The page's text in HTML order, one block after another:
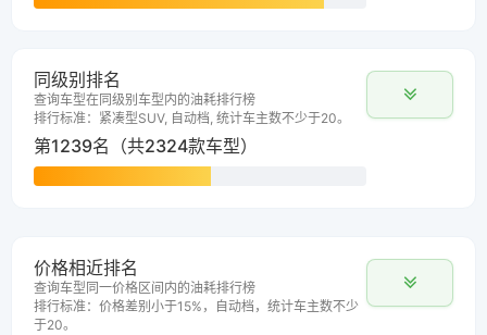
同级别排名
查询车型在同级别车型内的油耗排行榜
排行标准：紧凑型SUV, 自动档, 统计车主数不少于20。
第1239名（共2324款车型）
价格相近排名
查询车型同一价格区间内的油耗排行榜
排行标准：价格差别小于15%，自动档，统计车主数不少
于20。